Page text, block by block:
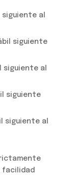
siguiente al
siguiente
siguiente al
siguiente
siguiente al
facilidad